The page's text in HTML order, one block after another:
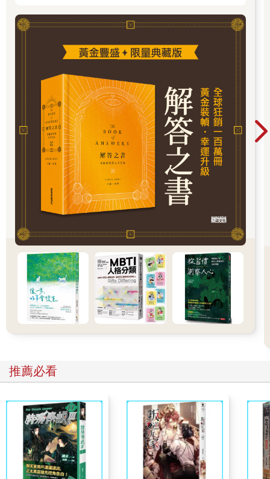
期，沒有在沉寂中的反思與積澱，哪有成功者的喜悅，哪有勝利
者的歡呼？人們往往只看到人前侃侃而談的博學者，卻忽視了他
寒窗苦讀的沉默和艱辛。
沉默只是形式上的靜止，並不代表思考的停滯。相反，深邃的思
想，正是來源於那看似沉默的思考過程。我們要瞭解一個人的 思
想，最好是看他的文字，而不是和他交談。為什麼？因為人們在
寫文章前會仔細推敲，然後才落於紙墨，所以清楚、流暢。思想
需要語言的表達，而語言的形成更需要經過一個冷靜思考和反覆
推敲潤色的過程。
德語詩人里爾克少年得名，三十多歲就已聲聞歐洲。他在一九一○
年出版《布里格隨筆》之後，創作進入了低潮，整整沉默了十
里爾克靜靜地等待著，積累著他對這個世界的認識。「只要向前
邁一步，我無底的苦難就會變為無上的幸福。」他在沉默中這樣
告訴自己。
一九二二年二月，豁然貫通的時刻終於到來了，在短短的一個月
時間裡，里爾克完成了自己生命中的兩部巔峰作品──長詩《杜伊
諾哀歌》的主體部分和 五十五 首《致俄耳浦斯的十四行詩》，它
們也成了世界現代文學史上的經典。這一個月，被許多傳記家稱
為「里爾克的 mensis mirabili（神奇的月份）」。
「不在沉默中爆發，就在沉默中滅亡。」沉默是一把雙刃劍。對
於弱者，沉默只會使他失去信心，直至走向滅亡；對於強者，沉
看待挫折和打擊
人生沒有邁不過去的坎，心中充滿希望，就能以坦然的心情看待
挫折和打擊，就能在困難中看到光明，在絕境中找到出路。
每個人的生命裡都會有幾段晦暗的時期。愛人的遠去，至親的離
推薦必看